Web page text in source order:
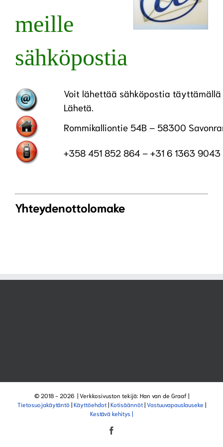
meille
sähköpostia
Voit lähettää sähköpostia
Lähetä.
Rommikalliontie 54B – 58300
+358 451 852 864 – +31 6 1363 9043
Yhteydenottolomake
© 2018 - 2026 | Verkkosivuston tekijä: Han van de Graaf |
Tietosuojakäytäntö | Käyttöehdot| Kotisäännöt| Vastuuvapauslauseke |
Kestävä kehitys |